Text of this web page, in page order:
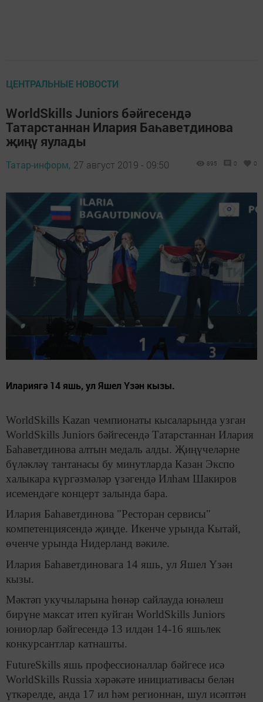
ЦЕНТРАЛЬНЫЕ НОВОСТИ
WorldSkills Juniors бәйгесендә
Татарстаннан Илария Баһаветдинова
җиңү яулады
Татар-информ, 27 август 2019 - 09:50 895 0 0
Илариягә 14 яшь, ул Яшел Үзән кызы.
WorldSkills Kazan чемпионаты кысаларында узган
WorldSkills Juniors бәйгесендә Татарстаннан Илария
Баһаветдинова алтын медаль алды. Җиңүчеләрне
бүләкләү тантанасы бу минутларда Казан Экспо
халыкара күргәзмәләр үзәгендә Илһам Шакиров
исемендәге концерт залында бара.
Илария Баһаветдинова "Ресторан сервисы"
компетенциясендә җиңде. Икенче урында Кытай,
өченче урында Нидерланд вәкиле.
Илария Баһаветдиновага 14 яшь, ул Яшел Үзән
кызы.
Мәктәп укучыларына һөнәр сайлауда юнәлеш
бирүне максат итеп куйган WorldSkills Juniors
юниорлар бәйгесендә 13 илдән 14-16 яшьлек
конкурсантлар катнашты.
FutureSkills яшь профессионаллар бәйгесе исә
WorldSkills Russia хәрәкәте инициативасы белән
үткәрелде, анда 17 ил һәм регионнан, шул исәптән